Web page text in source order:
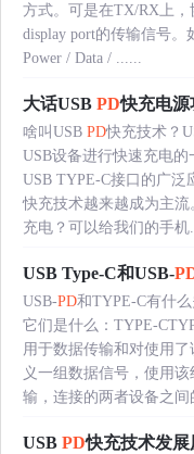
方式。可是在TX/RX上
display port的传输信号
Power / Data / ......
大话USB PD快充电源
啥叫USB PD快充技术？
USB设备进行快速充电
USB TYPE-C接口的广泛
快充技术越来越成为主
充电？可以给我们的手机
USB Type-C和USB-
USB-PD和TYPE-C有什
它们是什么：TYPE-
用于数据传输和对使用
义一组数据信号，使用
输，连接的两者设备之
USB PD快充技术发